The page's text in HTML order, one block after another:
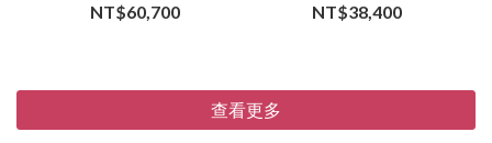
NT$60,700 NT$38,400
查看更多